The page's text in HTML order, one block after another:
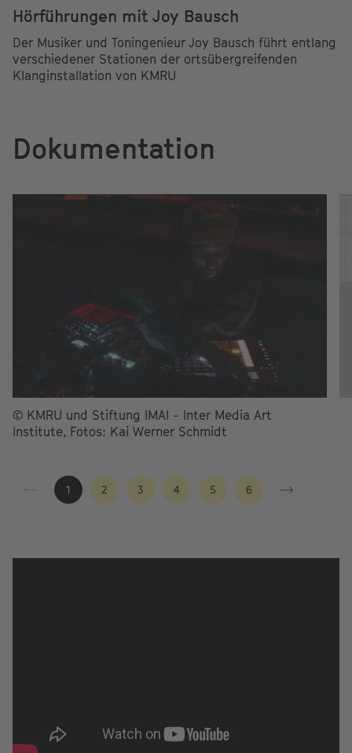
Hörführungen mit Joy Bausch
Der Musiker und Toningenieur Joy Bausch führt entlang
verschiedener Stationen der ortsübergreifenden
Klanginstallation von KMRU
Dokumentation
© KMRU und Stiftung IMAI - Inter Media Art
Institute, Fotos: Kai Werner Schmidt
1 2 3 4 5 6